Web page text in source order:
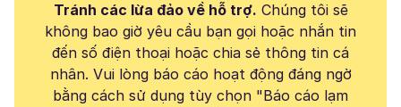
Tránh các lừa đảo về hỗ trợ. Chúng tôi sẽ
không bao giờ yêu cầu bạn gọi hoặc nhắn tin
đến số điện thoại hoặc chia sẻ thông tin cá
nhân. Vui lòng báo cáo hoạt động đáng ngờ
bằng cách sử dụng tùy chọn "Báo cáo lạm